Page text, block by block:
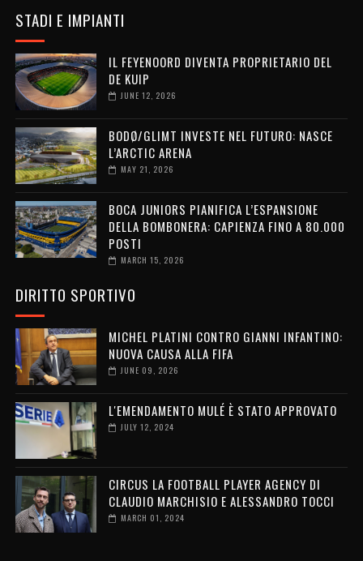
STADI E IMPIANTI
IL FEYENOORD DIVENTA PROPRIETARIO DEL
DE KUIP
JUNE 12, 2026
BODØ/GLIMT INVESTE NEL FUTURO: NASCE
L’ARCTIC ARENA
MAY 21, 2026
BOCA JUNIORS PIANIFICA L’ESPANSIONE
DELLA BOMBONERA: CAPIENZA FINO A 80.000
POSTI
MARCH 15, 2026
DIRITTO SPORTIVO
MICHEL PLATINI CONTRO GIANNI INFANTINO:
NUOVA CAUSA ALLA FIFA
JUNE 09, 2026
L'EMENDAMENTO MULÉ È STATO APPROVATO
JULY 12, 2024
CIRCUS LA FOOTBALL PLAYER AGENCY DI
CLAUDIO MARCHISIO E ALESSANDRO TOCCI
MARCH 01, 2024